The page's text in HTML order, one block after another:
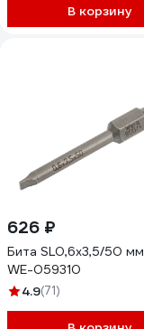
В корзину
626 ₽
Бита SL0,6x3,5/50 мм
WE-059310
4.9(71)